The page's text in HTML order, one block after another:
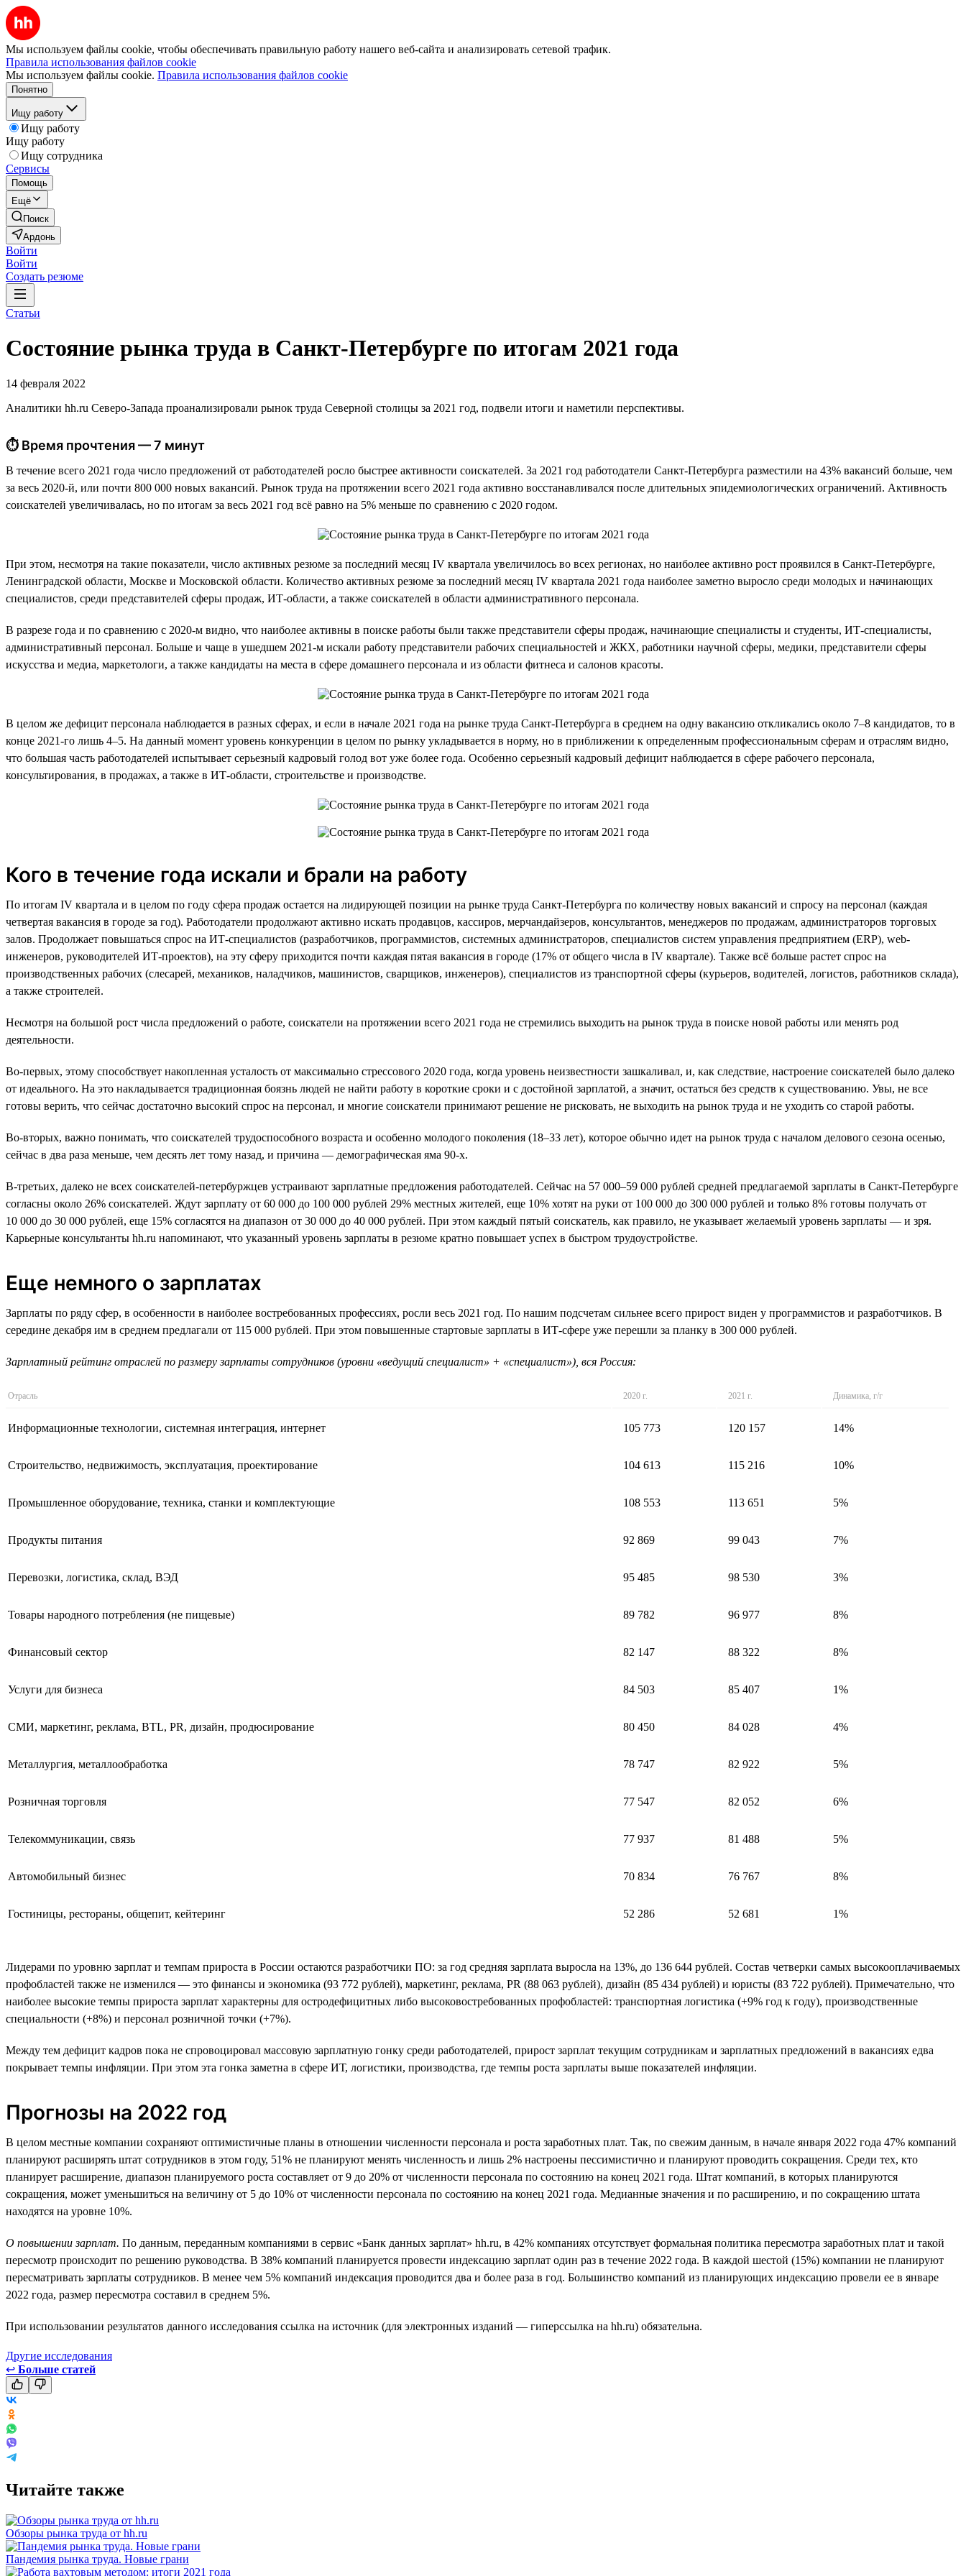
Мы используем файлы cookie, чтобы обеспечивать правильную работу нашего веб-сайта и анализировать сетевой трафик.
Правила использования файлов cookie
Мы используем файлы cookie. Правила использования файлов cookie
Понятно
Ищу работу
Ищу работу
Ищу работу
Ищу сотрудника
Сервисы
Помощь
Ещё
Поиск
Ардонь
Войти
Войти
Создать резюме
Статьи
Состояние рынка труда в Санкт-Петербурге по итогам 2021 года
14 февраля 2022
Аналитики hh.ru Северо-Запада проанализировали рынок труда Северной столицы за 2021 год, подвели итоги и наметили перспективы.
⏱ Время прочтения — 7 минут
В течение всего 2021 года число предложений от работодателей росло быстрее активности соискателей. За 2021 год работодатели Санкт-Петербурга разместили на 43% вакансий больше, чем
за весь 2020-й, или почти 800 000 новых вакансий. Рынок труда на протяжении всего 2021 года активно восстанавливался после длительных эпидемиологических ограничений. Активность
соискателей увеличивалась, но по итогам за весь 2021 год всё равно на 5% меньше по сравнению с 2020 годом.
При этом, несмотря на такие показатели, число активных резюме за последний месяц IV квартала увеличилось во всех регионах, но наиболее активно рост проявился в Санкт-Петербурге,
Ленинградской области, Москве и Московской области. Количество активных резюме за последний месяц IV квартала 2021 года наиболее заметно выросло среди молодых и начинающих
специалистов, среди представителей сферы продаж, ИТ-области, а также соискателей в области административного персонала.
В разрезе года и по сравнению с 2020-м видно, что наиболее активны в поиске работы были также представители сферы продаж, начинающие специалисты и студенты, ИТ-специалисты,
административный персонал. Больше и чаще в ушедшем 2021-м искали работу представители рабочих специальностей и ЖКХ, работники научной сферы, медики, представители сферы
искусства и медиа, маркетологи, а также кандидаты на места в сфере домашнего персонала и из области фитнеса и салонов красоты.
В целом же дефицит персонала наблюдается в разных сферах, и если в начале 2021 года на рынке труда Санкт-Петербурга в среднем на одну вакансию откликались около 7–8 кандидатов, то в
конце 2021-го лишь 4–5. На данный момент уровень конкуренции в целом по рынку укладывается в норму, но в приближении к определенным профессиональным сферам и отраслям видно,
что большая часть работодателей испытывает серьезный кадровый голод вот уже более года. Особенно серьезный кадровый дефицит наблюдается в сфере рабочего персонала,
консультирования, в продажах, а также в ИТ-области, строительстве и производстве.
Кого в течение года искали и брали на работу
По итогам IV квартала и в целом по году сфера продаж остается на лидирующей позиции на рынке труда Санкт-Петербурга по количеству новых вакансий и спросу на персонал (каждая
четвертая вакансия в городе за год). Работодатели продолжают активно искать продавцов, кассиров, мерчандайзеров, консультантов, менеджеров по продажам, администраторов торговых
залов. Продолжает повышаться спрос на ИТ-специалистов (разработчиков, программистов, системных администраторов, специалистов систем управления предприятием (ERP), web-
инженеров, руководителей ИТ-проектов), на эту сферу приходится почти каждая пятая вакансия в городе (17% от общего числа в IV квартале). Также всё больше растет спрос на
производственных рабочих (слесарей, механиков, наладчиков, машинистов, сварщиков, инженеров), специалистов из транспортной сферы (курьеров, водителей, логистов, работников склада),
а также строителей.
Несмотря на большой рост числа предложений о работе, соискатели на протяжении всего 2021 года не стремились выходить на рынок труда в поиске новой работы или менять род
деятельности.
Во-первых, этому способствует накопленная усталость от максимально стрессового 2020 года, когда уровень неизвестности зашкаливал, и, как следствие, настроение соискателей было далеко
от идеального. На это накладывается традиционная боязнь людей не найти работу в короткие сроки и с достойной зарплатой, а значит, остаться без средств к существованию. Увы, не все
готовы верить, что сейчас достаточно высокий спрос на персонал, и многие соискатели принимают решение не рисковать, не выходить на рынок труда и не уходить со старой работы.
Во-вторых, важно понимать, что соискателей трудоспособного возраста и особенно молодого поколения (18–33 лет), которое обычно идет на рынок труда с началом делового сезона осенью,
сейчас в два раза меньше, чем десять лет тому назад, и причина — демографическая яма 90-х.
В-третьих, далеко не всех соискателей-петербуржцев устраивают зарплатные предложения работодателей. Сейчас на 57 000–59 000 рублей средней предлагаемой зарплаты в Санкт-Петербурге
согласны около 26% соискателей. Ждут зарплату от 60 000 до 100 000 рублей 29% местных жителей, еще 10% хотят на руки от 100 000 до 300 000 рублей и только 8% готовы получать от
10 000 до 30 000 рублей, еще 15% согласятся на диапазон от 30 000 до 40 000 рублей. При этом каждый пятый соискатель, как правило, не указывает желаемый уровень зарплаты — и зря.
Карьерные консультанты hh.ru напоминают, что указанный уровень зарплаты в резюме кратно повышает успех в быстром трудоустройстве.
Еще немного о зарплатах
Зарплаты по ряду сфер, в особенности в наиболее востребованных профессиях, росли весь 2021 год. По нашим подсчетам сильнее всего прирост виден у программистов и разработчиков. В
середине декабря им в среднем предлагали от 115 000 рублей. При этом повышенные стартовые зарплаты в ИТ-сфере уже перешли за планку в 300 000 рублей.
Зарплатный рейтинг отраслей по размеру зарплаты сотрудников (уровни «ведущий специалист» + «специалист»), вся Россия:
Отрасль 2020 г. 2021 г. Динамика, г/г
Информационные технологии, системная интеграция, интернет 105 773 120 157 14%
Строительство, недвижимость, эксплуатация, проектирование 104 613 115 216 10%
Промышленное оборудование, техника, станки и комплектующие 108 553 113 651 5%
Продукты питания 92 869 99 043 7%
Перевозки, логистика, склад, ВЭД 95 485 98 530 3%
Товары народного потребления (не пищевые) 89 782 96 977 8%
Финансовый сектор 82 147 88 322 8%
Услуги для бизнеса 84 503 85 407 1%
СМИ, маркетинг, реклама, BTL, PR, дизайн, продюсирование 80 450 84 028 4%
Металлургия, металлообработка 78 747 82 922 5%
Розничная торговля 77 547 82 052 6%
Телекоммуникации, связь 77 937 81 488 5%
Автомобильный бизнес 70 834 76 767 8%
Гостиницы, рестораны, общепит, кейтеринг 52 286 52 681 1%
Лидерами по уровню зарплат и темпам прироста в России остаются разработчики ПО: за год средняя зарплата выросла на 13%, до 136 644 рублей. Состав четверки самых высокооплачиваемых
профобластей также не изменился — это финансы и экономика (93 772 рублей), маркетинг, реклама, PR (88 063 рублей), дизайн (85 434 рублей) и юристы (83 722 рублей). Примечательно, что
наиболее высокие темпы прироста зарплат характерны для остродефицитных либо высоковостребованных профобластей: транспортная логистика (+9% год к году), производственные
специальности (+8%) и персонал розничной точки (+7%).
Между тем дефицит кадров пока не спровоцировал массовую зарплатную гонку среди работодателей, прирост зарплат текущим сотрудникам и зарплатных предложений в вакансиях едва
покрывает темпы инфляции. При этом эта гонка заметна в сфере ИТ, логистики, производства, где темпы роста зарплаты выше показателей инфляции.
Прогнозы на 2022 год
В целом местные компании сохраняют оптимистичные планы в отношении численности персонала и роста заработных плат. Так, по свежим данным, в начале января 2022 года 47% компаний
планируют расширять штат сотрудников в этом году, 51% не планируют менять численность и лишь 2% настроены пессимистично и планируют проводить сокращения. Среди тех, кто
планирует расширение, диапазон планируемого роста составляет от 9 до 20% от численности персонала по состоянию на конец 2021 года. Штат компаний, в которых планируются
сокращения, может уменьшиться на величину от 5 до 10% от численности персонала по состоянию на конец 2021 года. Медианные значения и по расширению, и по сокращению штата
находятся на уровне 10%.
О повышении зарплат. По данным, переданным компаниями в сервис «Банк данных зарплат» hh.ru, в 42% компаниях отсутствует формальная политика пересмотра заработных плат и такой
пересмотр происходит по решению руководства. В 38% компаний планируется провести индексацию зарплат один раз в течение 2022 года. В каждой шестой (15%) компании не планируют
пересматривать зарплаты сотрудников. В менее чем 5% компаний индексация проводится два и более раза в год. Большинство компаний из планирующих индексацию провели ее в январе
2022 года, размер пересмотра составил в среднем 5%.
При использовании результатов данного исследования ссылка на источник (для электронных изданий — гиперссылка на hh.ru) обязательна.
Другие исследования
↩ Больше статей
Читайте также
Обзоры рынка труда от hh.ru
Пандемия рынка труда. Новые грани